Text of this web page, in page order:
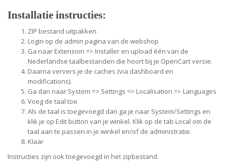
Installatie instructies:
ZIP bestand uitpakken
Login op de admin pagina van de webshop
Ga naar Extension => Installer en upload één van de
Nederlandse taalbestanden die hoort bij je OpenCart versie.
Daarna ververs je de caches (via dashboard en
modifications).
Ga dan naar System => Settings => Localisation => Languages
Voeg de taal toe
Als de taal is toegevoegd dan ga je naar System/Settings en
klik je op Edit button van je winkel. Klik op de tab Local om de
taal aan te passen in je winkel en/of de administratie.
Klaar
Instructies zijn ook toegevoegd in het zipbestand.